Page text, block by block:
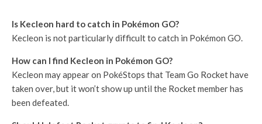
Is Kecleon hard to catch in Pokémon GO?
Kecleon is not particularly difficult to catch in Pokémon GO.
How can I find Kecleon in Pokémon GO?
Kecleon may appear on PokéStops that Team Go Rocket have
taken over, but it won’t show up until the Rocket member has
been defeated.